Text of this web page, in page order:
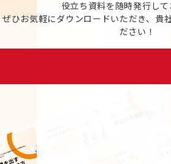
役立ち資料を随時発行して
ぜひお気軽にダウンロードいただき、貴
ださい！